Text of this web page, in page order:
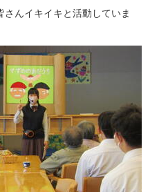
んイキイキと活動していま